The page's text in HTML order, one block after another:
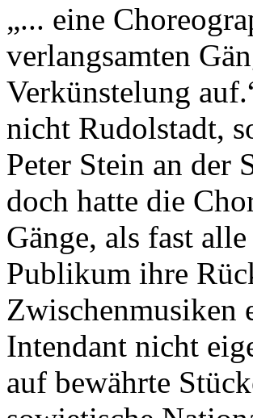
„... eine
verlangsamten
Verkünstelung
nicht Rudolstadt,
Peter Stein an der
doch hatte die
Gänge, als fast
Publikum ihre
Zwischenmusiken
Intendant nicht
auf bewährte